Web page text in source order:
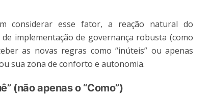
considerar esse fator, a reação natural do
implementação de governança robusta (como
as novas regras como “inúteis” ou apenas
sua zona de conforto e autonomia.
(não apenas o “Como”)